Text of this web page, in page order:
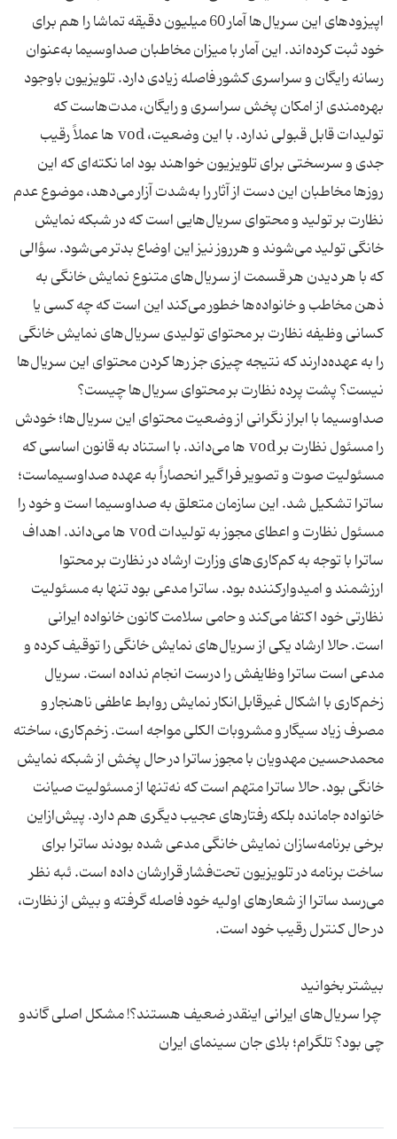
اپیزودهای این سریال‌ها آمار 60 میلیون دقیقه تماشا را هم برای
خود ثبت کرده‌اند. این آمار با میزان مخاطبان صداوسیما به‌عنوان
رسانه رایگان و سراسری کشور فاصله زیادی دارد. تلویزیون باوجود
بهره‌مندی از امکان پخش سراسری و رایگان، مدت‌هاست که
تولیدات قابل قبولی ندارد. با این وضعیت، vod ها عملاً رقیب
جدی و سرسختی برای تلویزیون خواهند بود اما نکته‌ای که این
روزها مخاطبان این دست از آثار را به‌شدت آزار می‌دهد، موضوع عدم
نظارت بر تولید و محتوای سریال‌هایی است که در شبکه نمایش
خانگی تولید می‌شوند و هرروز نیز این اوضاع بدتر می‌شود. سؤالی
که با هر دیدن هر قسمت از سریال‌های متنوع نمایش خانگی به
ذهن مخاطب و خانواده‌ها خطور می‌کند این است که چه کسی یا
کسانی وظیفه نظارت بر محتوای تولیدی سریال‌های نمایش خانگی
را به عهده‌دارند که نتیجه چیزی جز رها کردن محتوای این سریال‌ها
نیست؟ پشت پرده نظارت بر محتوای سریال‌ها چیست؟
صداوسیما با ابراز نگرانی از وضعیت محتوای این سریال‌ها؛ خودش
را مسئول نظارت بر vod ها می‌داند. با استناد به قانون اساسی که
مسئولیت صوت و تصویر فراگیر انحصاراً به عهده صداوسیماست؛
ساترا تشکیل شد. این سازمان متعلق به صداوسیما است و خود را
مسئول نظارت و اعطای مجوز به تولیدات vod ها می‎‌داند. اهداف
ساترا با توجه به کم‌کاری‌های وزارت ارشاد در نظارت بر محتوا
ارزشمند و امیدوارکننده بود. ساترا مدعی بود تنها به مسئولیت
نظارتی خود اکتفا می‎‌کند و حامی سلامت کانون خانواده ایرانی
است. حالا ارشاد یکی از سریال‌های نمایش خانگی را توقیف کرده و
مدعی است ساترا وظایفش را درست انجام نداده است. سریال
زخم‌کاری با اشکال غیرقابل‌انکار نمایش روابط عاطفی ناهنجار و
مصرف زیاد سیگار و مشروبات الکلی مواجه است. زخم‌کاری، ساخته
محمدحسین مهدویان با مجوز ساترا در حال پخش از شبکه نمایش
خانگی بود. حالا ساترا متهم است که نه‌تنها از مسئولیت صیانت
خانواده جامانده بلکه رفتارهای عجیب دیگری هم دارد. پیش‌ازاین
برخی برنامه‌سازان نمایش خانگی مدعی شده بودند ساترا برای
ساخت برنامه در تلویزیون تحت‌فشار قرارشان داده است. ئبه نظر
می‌رسد ساترا از شعارهای اولیه خود فاصله گرفته و بیش از نظارت،
چرا سریال‌های ایرانی اینقدر ضعیف هستند؟! مشکل اصلی گاندو